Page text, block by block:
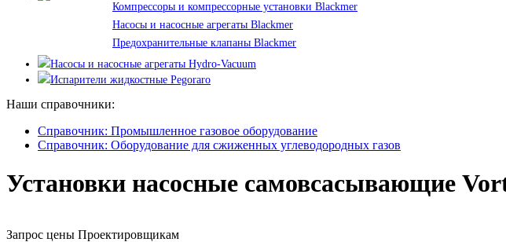
Компрессоры и компрессорные установки Blackmer
Насосы и насосные агрегаты Blackmer
Предохранительные клапаны Blackmer
Насосы и насосные агрегаты Hydro-Vacuum
Испарители жидкостные Pegoraro
Наши справочники:
Справочник: Промышленное газовое оборудование
Справочник: Оборудование для сжиженных углеводородных газов
Установки насосные самовсасывающие
Запрос цены Проектировщикам